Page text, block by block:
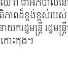
ាពដ៏ខ្ពង់ខ្ពស់រប
ដ្ឋមន្រ្តី រដ្ឋមន្រ្
ោះកុង។